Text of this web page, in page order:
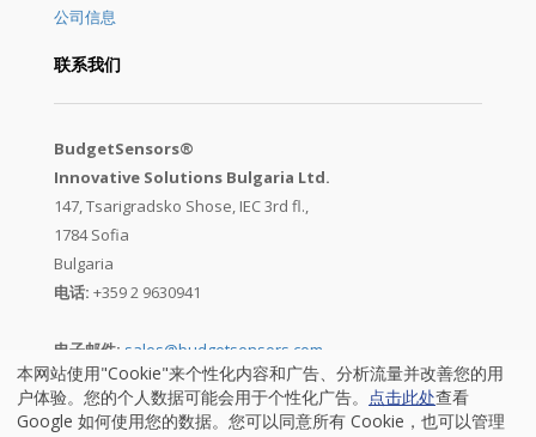
公司信息
联系我们
BudgetSensors®
Innovative Solutions Bulgaria Ltd.
147, Tsarigradsko Shose, IEC 3rd fl.,
1784 Sofia
Bulgaria
电话: +359 2 9630941
电子邮件: sales@budgetsensors.com
本网站使用"Cookie"来个性化内容和广告、分析流量并改善您的用
户体验。您的个人数据可能会用于个性化广告。 点击此处查看
Google 如何使用您的数据。您可以同意所有 Cookie，也可以管理